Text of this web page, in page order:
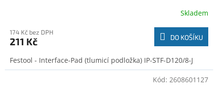
Skladem
174 Kč bez DPH
211 Kč DO KOŠÍKU
Festool - Interface-Pad (tlumicí podložka) IP-STF-D120/8-J
Kód: 2608601127